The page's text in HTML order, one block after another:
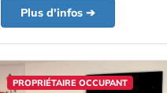
Plus d'infos ➔
PROPRIÉTAIRE OCCUPANT